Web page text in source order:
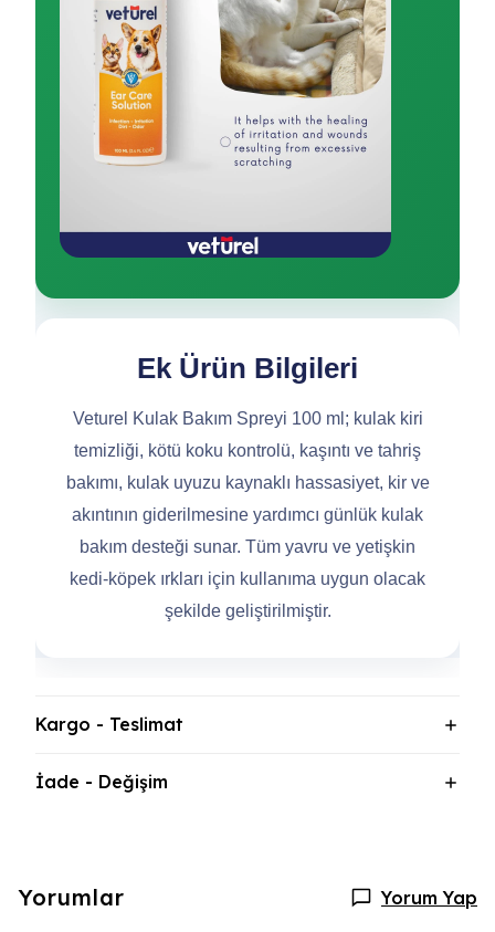
Ek Ürün Bilgileri
Veturel Kulak Bakım Spreyi 100 ml; kulak kiri
temizliği, kötü koku kontrolü, kaşıntı ve tahriş
bakımı, kulak uyuzu kaynaklı hassasiyet, kir ve
akıntının giderilmesine yardımcı günlük kulak
bakım desteği sunar. Tüm yavru ve yetişkin
kedi-köpek ırkları için kullanıma uygun olacak
şekilde geliştirilmiştir.
Kargo - Teslimat
İade - Değişim
Yorumlar Yorum Yap